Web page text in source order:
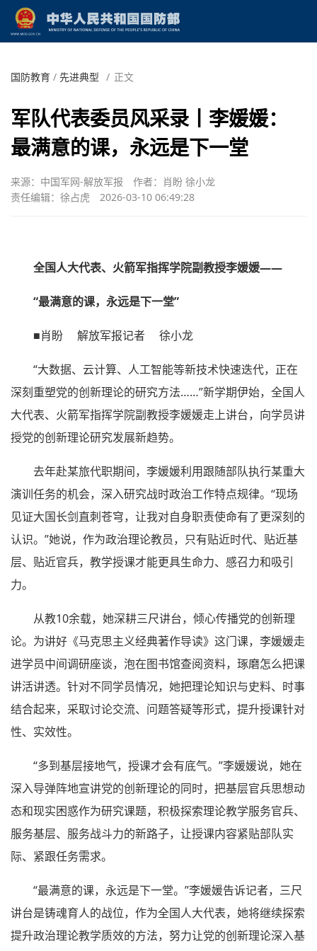
国防教育 / 先进典型 / 正文
军队代表委员风采录丨李媛媛：
最满意的课，永远是下一堂
来源：中国军网-解放军报
作者：肖盼 徐小龙
责任编辑：徐占虎
2026-03-10 06:49:28
全国人大代表、火箭军指挥学院副教授李媛媛——
“最满意的课，永远是下一堂”
■肖盼 解放军报记者 徐小龙
“大数据、云计算、人工智能等新技术快速迭代，正在
深刻重塑党的创新理论的研究方法……”新学期伊始，全国人
大代表、火箭军指挥学院副教授李媛媛走上讲台，向学员讲
授党的创新理论研究发展新趋势。
去年赴某旅代职期间，李媛媛利用跟随部队执行某重大
演训任务的机会，深入研究战时政治工作特点规律。“现场
见证大国长剑直刺苍穹，让我对自身职责使命有了更深刻的
认识。”她说，作为政治理论教员，只有贴近时代、贴近基
层、贴近官兵，教学授课才能更具生命力、感召力和吸引
力。
从教10余载，她深耕三尺讲台，倾心传播党的创新理
论。为讲好《马克思主义经典著作导读》这门课，李媛媛走
进学员中间调研座谈，泡在图书馆查阅资料，琢磨怎么把课
讲活讲透。针对不同学员情况，她把理论知识与史料、时事
结合起来，采取讨论交流、问题答疑等形式，提升授课针对
性、实效性。
“多到基层接地气，授课才会有底气。”李媛媛说，她在
深入导弹阵地宣讲党的创新理论的同时，把基层官兵思想动
态和现实困惑作为研究课题，积极探索理论教学服务官兵、
服务基层、服务战斗力的新路子，让授课内容紧贴部队实
际、紧跟任务需求。
“最满意的课，永远是下一堂。”李媛媛告诉记者，三尺
讲台是铸魂育人的战位，作为全国人大代表，她将继续探索
提升政治理论教学质效的方法，努力让党的创新理论深入基